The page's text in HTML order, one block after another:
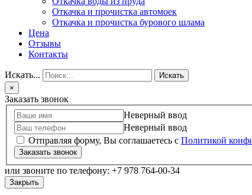
Откачка и прочистка автомоек
Откачка и прочистка бурового шлама
Цена
Отзывы
Контакты
Искать...
Искать
×
Заказать звонок
Неверный ввод
Неверный ввод
Отправляя форму, Вы соглашаетесь с Политикой
Заказать звонок
или звоните по телефону: +7 978 764-00-34
Закрыть